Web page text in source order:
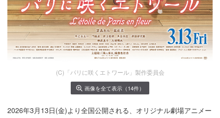
(C)「パリに咲くエトワール」製作委員会
画像を全て表示（14件）
2026年3月13日(金)より全国公開される、オリジナル劇場アニメー